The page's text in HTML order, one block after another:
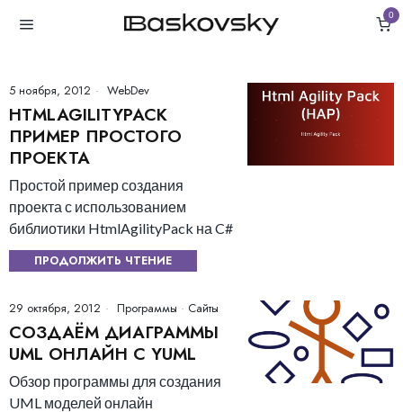
0
5 ноября, 2012 WebDev
HTMLAGILITYPACK
ПРИМЕР ПРОСТОГО
ПРОЕКТА
Простой пример создания
проекта с использованием
библиотики HtmlAgilityPack на C#
ПРОДОЛЖИТЬ ЧТЕНИЕ
29 октября, 2012 Программы · Сайты
СОЗДАЁМ ДИАГРАММЫ
UML ОНЛАЙН С YUML
Обзор программы для создания
UML моделей онлайн